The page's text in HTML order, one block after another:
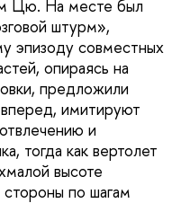
Цю. На месте был
штурм»,
эпизоду совместных
опираясь на
предложили
имитируют
и
тогда как вертолет
высоте
по шагам